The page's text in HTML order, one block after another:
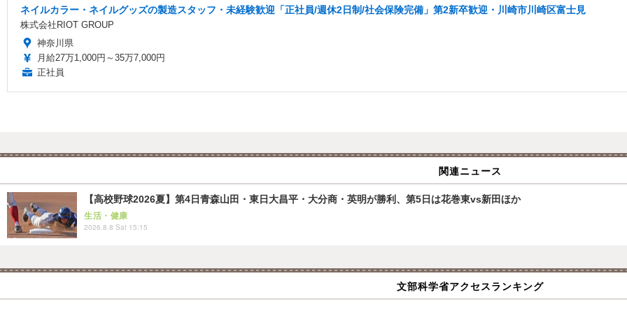
ネイルカラー・ネイルグッズの製造スタッフ・未経験歓迎「正社員/週休2日制/社会保険完備」第2新卒歓迎・川崎市川崎区富士見
株式会社RIOT GROUP
神奈川県
月給27万1,000円～35万7,000円
正社員
関連ニュース
【高校野球2026夏】第4日青森山田・東日大昌平・大分商・英明が勝利、第5日は花巻東vs新田ほか
生活・健康
2026.8.8 Sat 15:15
文部科学省アクセスランキング